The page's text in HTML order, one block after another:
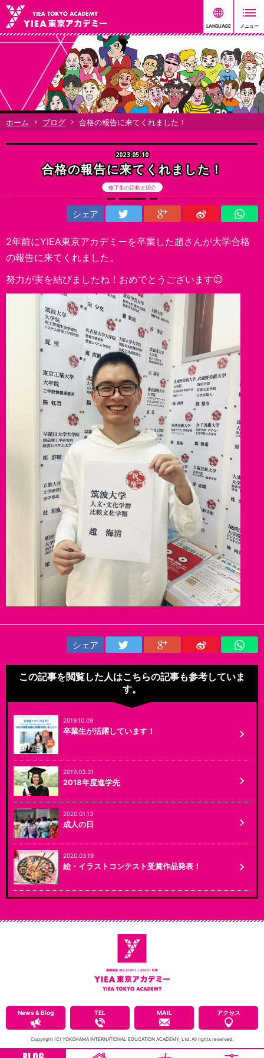
ホーム ブログ 合格の報告に来てくれました！
2023.05.10
合格の報告に来てくれました！
修了生の活動と紹介
シェア
2年前にYIEA東京アカデミーを卒業した趙さんが大学合格
の報告に来てくれました。
努力が実を結びましたね！おめでとうございます😊
シェア
この記事を閲覧した人はこちらの記事も参考していま
す。
2019.10.09
卒業生が活躍しています！
2019.03.31
2018年度進学先
2020.01.13
成人の日
2020.03.19
絵・イラストコンテスト受賞作品発表！
News & Blog TEL MAIL アクセス
Copyright (C) YOKOHAMA INTERNATIONAL EDUCATION ACADEMY, Ltd. All rights reserved.